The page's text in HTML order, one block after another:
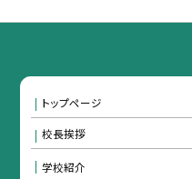
トップページ
校長挨拶
学校紹介